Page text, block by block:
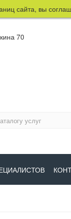
сайта, вы
70